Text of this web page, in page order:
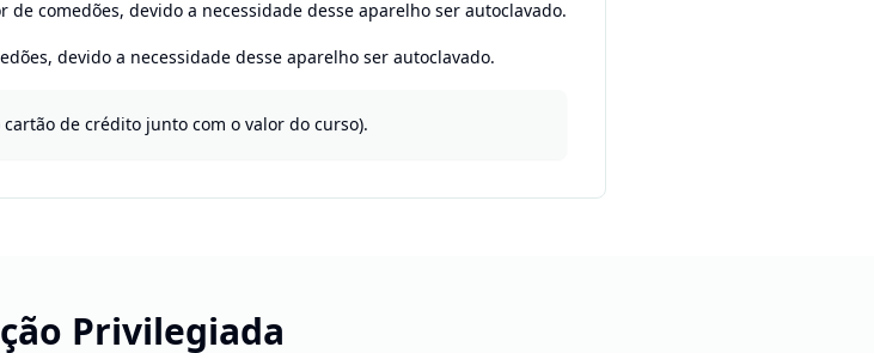
de comedões, devido a necessidade desse aparelho ser autoclavado.
devido a necessidade desse aparelho ser autoclavado.
de crédito junto com o valor do curso).
Privilegiada